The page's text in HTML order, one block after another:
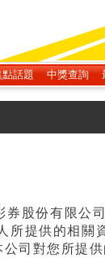
點話題 中獎查詢
股份有限公
所提供的相關
司對您所提